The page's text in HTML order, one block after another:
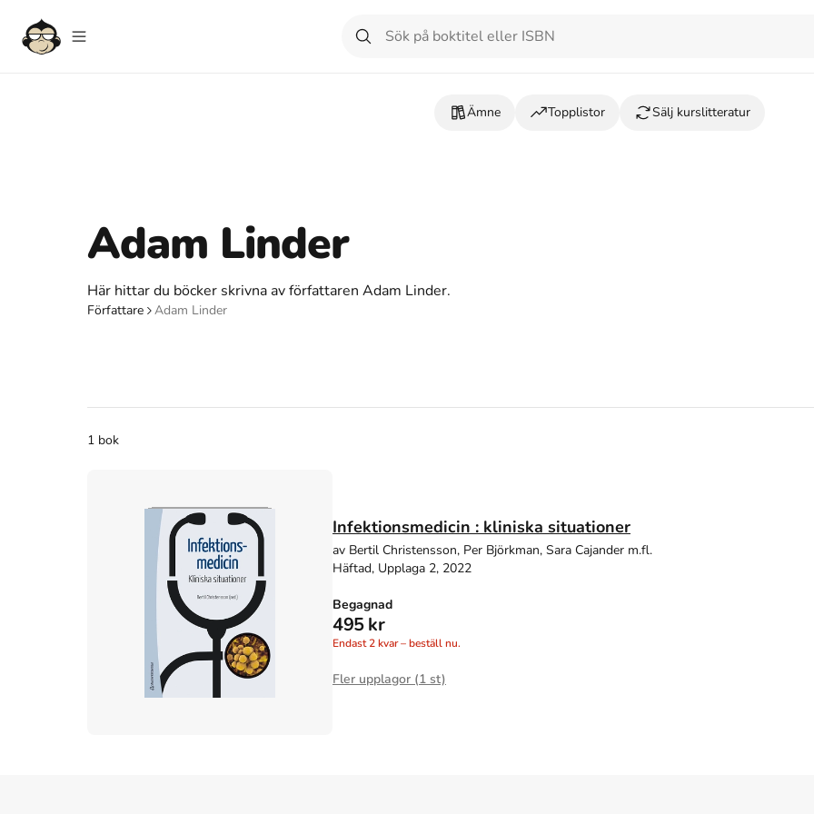
Ämne Topplistor Sälj kurslitteratur
Adam Linder
Här hittar du böcker skrivna av författaren Adam Linder.
Författare Adam Linder
1 bok
Infektionsmedicin : kliniska situationer
av Bertil Christensson, Per Björkman, Sara Cajander m.fl.
Häftad, Upplaga 2, 2022
Begagnad
495 kr
Endast2kvar – beställ nu.
Fler upplagor (1 st)